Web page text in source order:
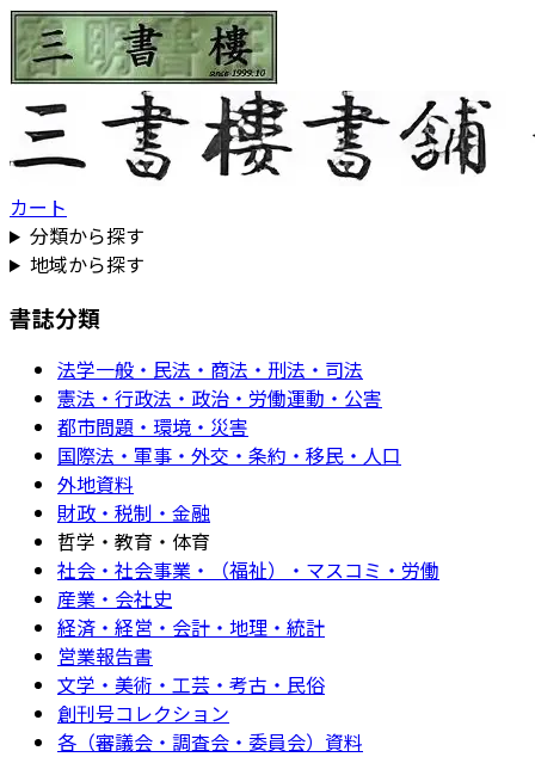
カート
分類から探す
地域から探す
書誌分類
法学一般・民法・商法・刑法・司法
憲法・行政法・政治・労働運動・公害
都市問題・環境・災害
国際法・軍事・外交・条約・移民・人口
外地資料
財政・税制・金融
哲学・教育・体育
社会・社会事業・（福祉）・マスコミ・労働
産業・会社史
経済・経営・会計・地理・統計
営業報告書
文学・美術・工芸・考古・民俗
創刊号コレクション
各（審議会・調査会・委員会）資料